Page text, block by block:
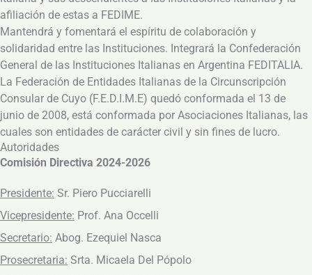
afiliación de estas a FEDIME.
Mantendrá y fomentará el espíritu de colaboración y
solidaridad entre las Instituciones. Integrará la Confederación
General de las Instituciones Italianas en Argentina FEDITALIA.
La Federación de Entidades Italianas de la Circunscripción
Consular de Cuyo (F.E.D.I.M.E) quedó conformada el 13 de
junio de 2008, está conformada por Asociaciones Italianas, las
cuales son entidades de carácter civil y sin fines de lucro.
Autoridades
Comisión Directiva 2024-2026
Presidente: Sr. Piero Pucciarelli
Vicepresidente: Prof. Ana Occelli
Secretario: Abog. Ezequiel Nasca
Prosecretaria: Srta. Micaela Del Pópolo